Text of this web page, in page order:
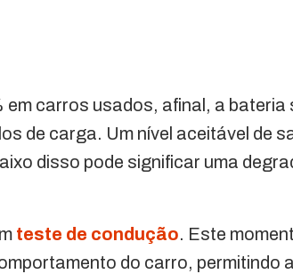
em carros usados, afinal, a bateria
de carga. Um nível aceitável de
disso pode significar uma
teste de condução. Este
do carro, permitindo a